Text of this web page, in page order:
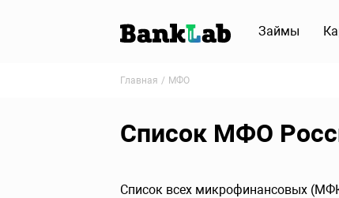
Займы
Главная МФО
Список МФО
Список всех микрофинансовых